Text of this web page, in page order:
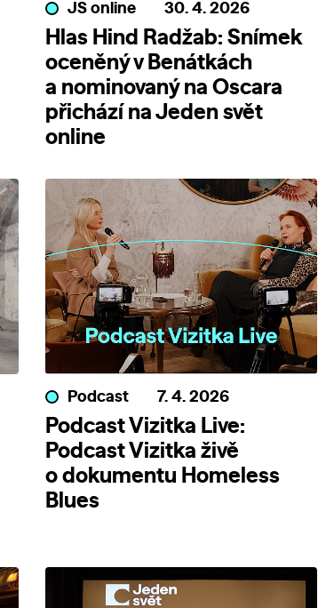
JS online 30. 4. 2026
Hlas Hind Radžab: Snímek
oceněný v Benátkách
a nominovaný na Oscara
přichází na Jeden svět
online
Podcast 7. 4. 2026
Podcast Vizitka Live:
Podcast Vizitka živě
o dokumentu Homeless
Blues